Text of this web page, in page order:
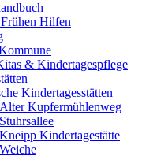
Hilfen
& Kindertagespflege
Kindertagesstätten
Alter Kupfermühlenweg
Stuhrsallee
Kneipp Kindertagestätte
Weiche